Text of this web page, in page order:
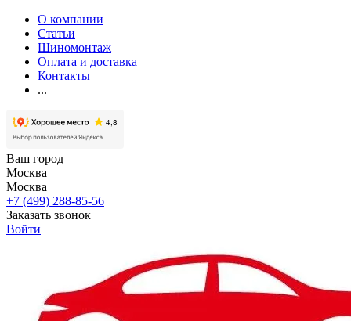
О компании
Статьи
Шиномонтаж
Оплата и доставка
Контакты
...
Ваш город
Москва
Москва
+7 (499) 288-85-56
Заказать звонок
Войти